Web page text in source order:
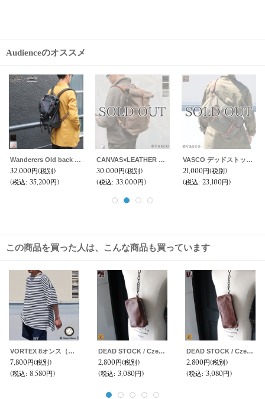
Audienceのオススメ
Wanderers Old back pack【MADE IN JAPAN】『日本製』【送料無料】 / vasco Equipment×PHABLIC KAZUI
32,000円(税別)
(税込: 35,200円)
CANVAS×LEATHER ROLLTOP Rucksack［VS-205P］【MADE IN JAPAN】『日本製』【送料無料】 / vasco
30,000円(税別)
(税込: 33,000円)
VASCO デッドストックレインカモテント生地×Leather Fishing Shoulder Bag 【送料無料】 / Upscape Audience
21,000円(税別)
(税込: 23,100円)
この商品を買った人は、こんな商品も買っています
VORTEX 8オンス（MVS天竺）ボーダー サイドスリット Aライン ハーフスリーブ Tシャツ【MADE IN JAPAN】『日本製』/ Upscape Audience
7,800円(税別)
(税込: 8,580円)
DEAD STOCK / Czech Army Leather Universal Pouch（チェコ軍 レザー ユニバーサルポーチ）
2,800円(税別)
(税込: 3,080円)
DEAD STOCK / Czech Army Leather Universal Pouch-Wide-（チェコ軍 レザー ユニバーサルポーチ-幅広タイプ-）
2,800円(税別)
(税込: 3,080円)